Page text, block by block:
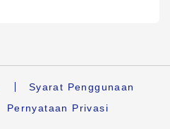
Syarat Penggunaan
Pernyataan Privasi